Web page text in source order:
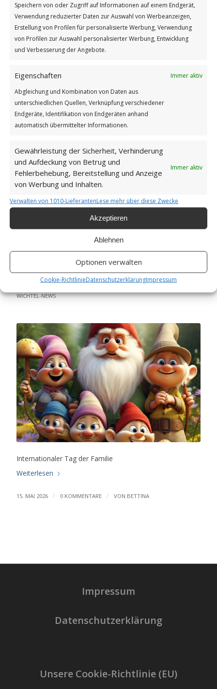
Speichern von oder Zugriff auf Informationen auf einem Endgerät,
Verwendung reduzierter Daten zur Auswahl von Werbeanzeigen,
Erstellung von Profilen für personalisierte Werbung, Verwendung
von Profilen zur Auswahl personalisierter Werbung, Entwicklung
und Verbesserung der Angebote.
Eigenschaften
Immer aktiv
Abgleichung und Kombination von Daten aus
unterschiedlichen Quellen, Verknüpfung verschiedener
Endgeräte, Identifikation von Endgeräten anhand
automatisch übermittelter Informationen.
Gewährleistung der Sicherheit, Verhinderung
und Aufdeckung von Betrug und
Fehlerbehebung, Bereitstellung und Anzeige
von Werbung und Inhalten.
Immer aktiv
Verwalten von 1010-LieferantenLese mehr über diese Zwecke
Akzeptieren
Ablehnen
Optionen verwalten
Cookie-RichtlinieDatenschutzerklärungImpressum
Freundschaft ist
GUTEN MORGEN
Freundschaft ist
Weiterlesen
0 KOMMENTARE / VONGÜNTER
Internationaler Tag der
Familie
WICHTEL-NEWS
Internationaler Tag der Familie
Weiterlesen
15. MAI 2026 / 0 KOMMENTARE / VON BETTINA
Impressum
Datenschutzerklärung
Unsere Cookie-Richtlinie (EU)